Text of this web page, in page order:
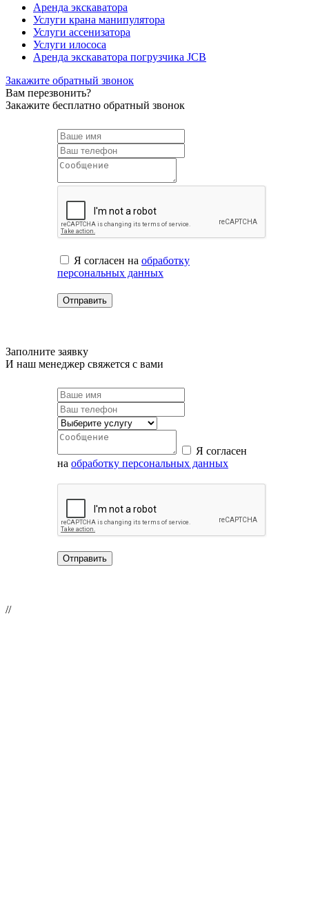
Аренда экскаватора
Услуги крана манипулятора
Услуги ассенизатора
Услуги илососа
Аренда экскаватора погрузчика JCB
Закажите обратный звонок
Вам перезвонить?
Закажите бесплатно обратный звонок
Я согласен на обработку
персональных данных
Заполните заявку
И наш менеджер свяжется с вами
Я согласен
на обработку персональных данных
//